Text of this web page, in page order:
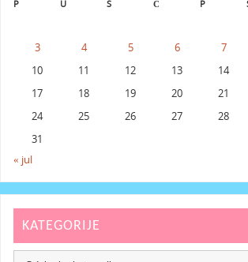
P
U S Č P
3
4 5 6 7
10
11 12 13 14
17
18 19 20 21
24
25 26 27 28
31
« jul
KATEGORIJE